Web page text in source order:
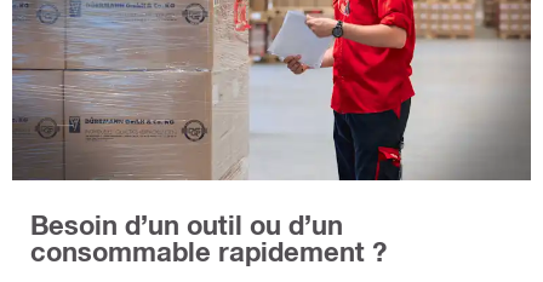
Besoin d’un outil ou d’un
consommable rapidement ?